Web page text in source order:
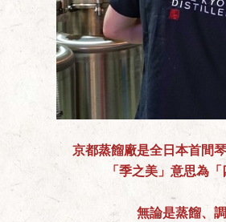
京都蒸餾廠是全日本首間
「季之美」意思為
無論是蒸餾、